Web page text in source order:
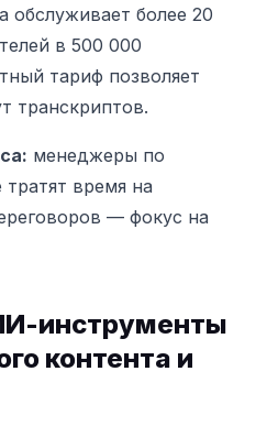
обслуживает более 20
в 500 000
тариф позволяет
транскриптов.
менеджеры по
время на
— фокус на
инструменты
контента и